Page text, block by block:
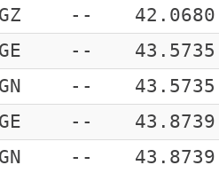
--
42.0680
--
43.5735
--
43.5735
--
43.8739
--
43.8739